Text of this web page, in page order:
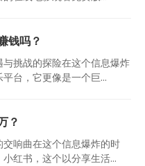
钱吗？
挑战的探险在这个信息爆炸
台，它更像是一个巨...
？
响曲在这个信息爆炸的时
红书，这个以分享生活...